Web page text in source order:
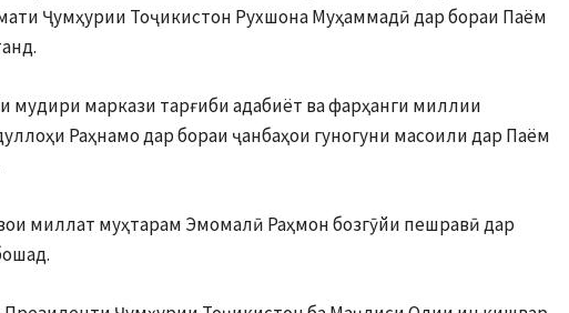
Ҷумҳурии Тоҷикистон Рухшона Муҳаммадӣ дар бораи Паём
мудири маркази тарғиби адабиёт ва фарҳанги миллии
Раҳнамо дар бораи ҷанбаҳои гуногуни масоили дар Паём
миллат муҳтарам Эмомалӣ Раҳмон бозгӯйи пешравӣ дар